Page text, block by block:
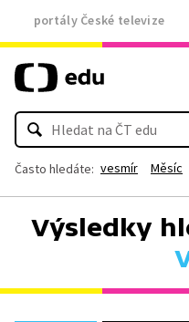
portály České televize
Často hledáte: vesmír Měsíc
Výsledky